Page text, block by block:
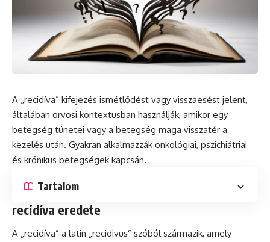
A „recidíva” kifejezés ismétlődést vagy visszaesést jelent,
általában orvosi kontextusban használják, amikor egy
betegség tünetei vagy a betegség maga visszatér a
kezelés után. Gyakran alkalmazzák onkológiai, pszichiátriai
és krónikus betegségek kapcsán.
Tartalom
recidíva eredete
A „recidíva” a latin „recidivus” szóból származik, amely